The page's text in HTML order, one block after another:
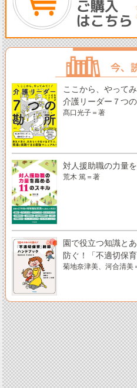
ここから、やって
介護リーダー７つ
髙口光子＝著
対人援助職の力量
荒木 篤＝著
園で役立つ知識と
防ぐ！「不適切保
菊地奈津美、河合清美